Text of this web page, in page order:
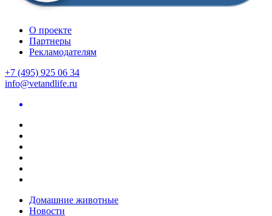
О проекте
Партнеры
Рекламодателям
+7 (495) 925 06 34
info@vetandlife.ru
Домашние животные
Новости